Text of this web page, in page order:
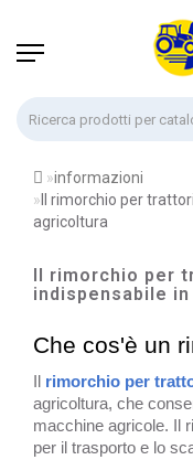
informazioni
Il rimorchio per
agricoltura
Il rimorchio per
indispensabile
Che cos'è un
rimorchio per
agricoltura, che
macchine agricole. Il
per il trasporto e lo